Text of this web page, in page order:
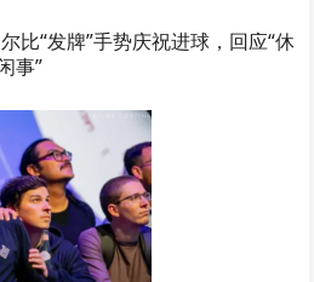
比“发牌”手势庆祝进球，回应“休
事”